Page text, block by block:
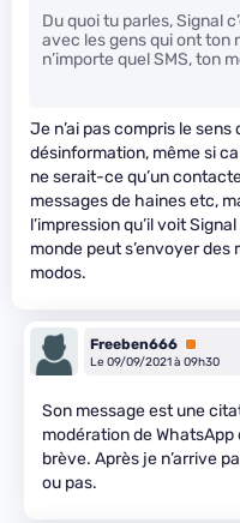
Du quoi tu parles, Signal
avec les gens qui ont ton
n’importe quel SMS, ton
Je n’ai pas compris le
désinformation, même si
ne serait-ce qu’un
messages de haines etc,
l’impression qu’il voit
monde peut s’envoyer
modos.
Freeben666 Premium
Le 09/09/2021 à 09h30
Son message est une
modération de WhatsApp
brève. Après je n’arrive
ou pas.